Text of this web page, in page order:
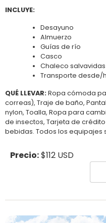
INCLUYE:
Desayuno
Almuerzo
Guías de río
Casco
Chaleco salvavidas
Transporte desde/
QUÉ LLEVAR: Ropa cómoda
correas), Traje de baño,
nylon, Toalla, Ropa para
de insectos, Tarjeta de
bebidas. Todos los equipajes
Precio:$112 USD